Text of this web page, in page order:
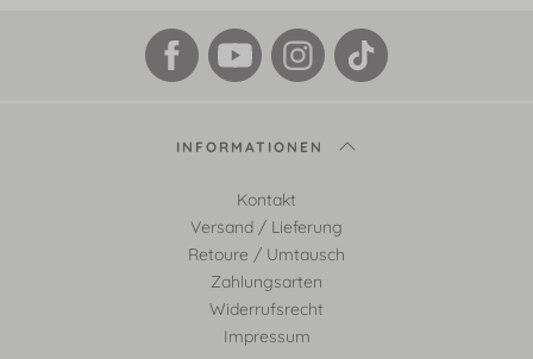
INFORMATIONEN
Kontakt
Versand / Lieferung
Retoure / Umtausch
Zahlungsarten
Widerrufsrecht
Impressum